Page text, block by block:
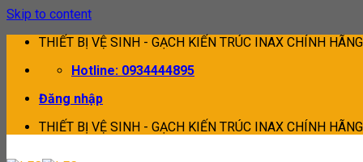
Skip to content
THIẾT BỊ VỆ SINH - GẠCH KIẾN TRÚC INAX CHÍNH HÃNG
Hotline: 0934444895
Đăng nhập
THIẾT BỊ VỆ SINH - GẠCH KIẾN TRÚC INAX CHÍNH HÃNG